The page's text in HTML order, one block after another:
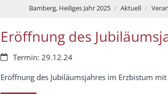
Bamberg, Heiliges Jahr 2025 Aktuell
Eröffnung des
Datum:Termin: 29.12.24
Eröffnung des Jubiläumsjahres im Erzbistum